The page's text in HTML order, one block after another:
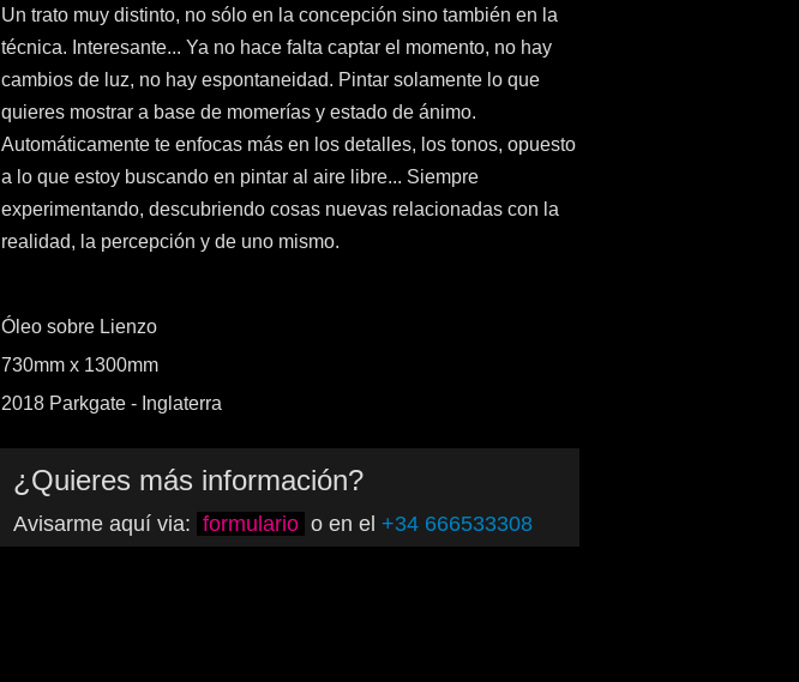
Un trato muy distinto, no sólo en la concepción sino también en la
técnica. Interesante... Ya no hace falta captar el momento, no hay
cambios de luz, no hay espontaneidad. Pintar solamente lo que
quieres mostrar a base de momerías y estado de ánimo.
Automáticamente te enfocas más en los detalles, los tonos, opuesto
a lo que estoy buscando en pintar al aire libre... Siempre
experimentando, descubriendo cosas nuevas relacionadas con la
realidad, la percepción y de uno mismo.
Óleo sobre Lienzo
730mm x 1300mm
2018 Parkgate - Inglaterra
¿Quieres más información?
Avisarme aquí via: formulario o en el +34 666533308